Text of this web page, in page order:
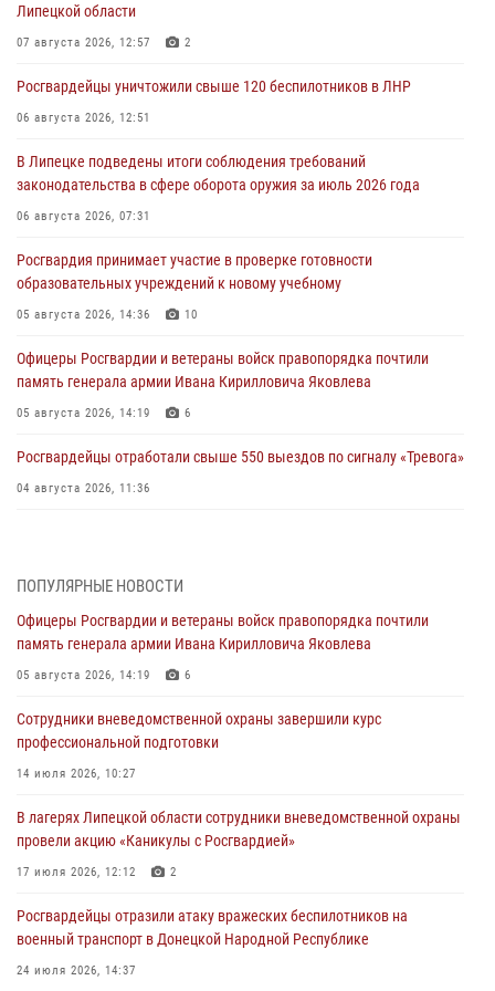
Липецкой области
07 августа 2026, 12:57 2
Росгвардейцы уничтожили свыше 120 беспилотников в ЛНР
06 августа 2026, 12:51
В Липецке подведены итоги соблюдения требований
законодательства в сфере оборота оружия за июль 2026 года
06 августа 2026, 07:31
Росгвардия принимает участие в проверке готовности
образовательных учреждений к новому учебному
05 августа 2026, 14:36 10
Офицеры Росгвардии и ветераны войск правопорядка почтили
память генерала армии Ивана Кирилловича Яковлева
05 августа 2026, 14:19 6
Росгвардейцы отработали свыше 550 выездов по сигналу «Тревога»
04 августа 2026, 11:36
04 августа 2026, 09:05
Росгвардия обеспечила безопасность граждан на праздновании
Дня ВДВ в Липецке
03 августа 2026, 13:43
Росгвардейцы обеспечили безопасность граждан в День Лев-
Толстовского района
03 августа 2026, 13:41
Росгвардия противодействует БПЛА ВСУ на южном направлении
(видео)
03 августа 2026, 13:39
ПОПУЛЯРНЫЕ НОВОСТИ
Офицеры Росгвардии и ветераны войск правопорядка почтили
память генерала армии Ивана Кирилловича Яковлева
05 августа 2026, 14:19 6
Сотрудники вневедомственной охраны завершили курс
профессиональной подготовки
14 июля 2026, 10:27
В лагерях Липецкой области сотрудники вневедомственной охраны
провели акцию «Каникулы с Росгвардией»
17 июля 2026, 12:12 2
Росгвардейцы отразили атаку вражеских беспилотников на
военный транспорт в Донецкой Народной Республике
24 июля 2026, 14:37